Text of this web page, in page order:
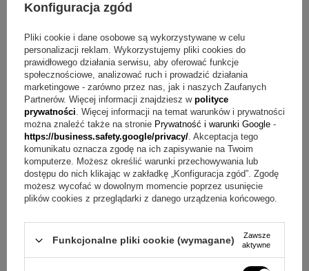
2 LATA PRODUCENTA
Kupując w naszej firmie masz pewność, że jest to oryginalny
produkt Parkera z 2 letnią międzynarodową gwarancją, która
jest ważna na podstawie dowodu zakupu jaki od nas
otrzymujesz.
ZAPYTAJ O PRODUKT
Jeżeli powyższy opis jest dla Ciebie niewystarczający, prześlij nam
polityką prywatności. Przesyłając je, akceptujesz jej postanowienia.
Konfiguracja zgód
Pliki cookie i dane osobowe są wykorzystywane w celu
personalizacji reklam. Wykorzystujemy pliki cookies do
prawidłowego działania serwisu, aby oferować funkcje
społecznościowe, analizować ruch i prowadzić działania
marketingowe - zarówno przez nas, jak i naszych Zaufanych
Partnerów. Więcej informacji znajdziesz w polityce
prywatności. Więcej informacji na temat warunków i prywatności
można znaleźć także na stronie Prywatność i warunki Google -
https://business.safety.google/privacy/. Akceptacja tego
komunikatu oznacza zgodę na ich zapisywanie na Twoim
komputerze. Możesz określić warunki przechowywania lub
dostępu do nich klikając w zakładkę „Konfiguracja zgód”. Zgodę
możesz wycofać w dowolnym momencie poprzez usunięcie
plików cookies z przeglądarki z danego urządzenia końcowego.
Funkcjonalne pliki cookie (wymagane)
Zawsze
aktywne